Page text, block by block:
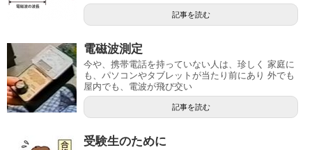
記事を読む
電磁波測定
今や、携帯電話を持っていない人は、珍しく 家庭に
も、パソコンやタブレットが当たり前にあり 外でも
屋内でも、電波が飛び交い
記事を読む
受験生のために